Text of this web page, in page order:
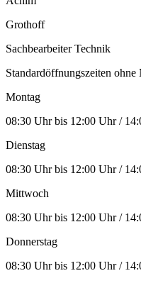
Grothoff
Sachbearbeiter Technik
Standardöffnungszeiten
Montag
08:30 Uhr bis 12:00 Uhr /
Dienstag
08:30 Uhr bis 12:00 Uhr /
Mittwoch
08:30 Uhr bis 12:00 Uhr /
Donnerstag
08:30 Uhr bis 12:00 Uhr /